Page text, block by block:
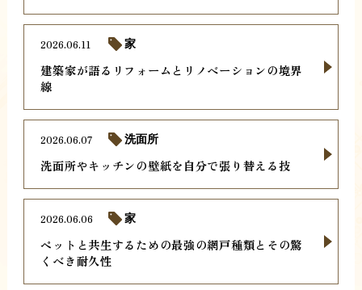
建築家が語るリフォームとリノベーションの境界
線
2026.06.11 家
洗面所やキッチンの壁紙を自分で張り替える技
2026.06.07 洗面所
ペットと共生するための最強の網戸種類とその驚
くべき耐久性
2026.06.06 家